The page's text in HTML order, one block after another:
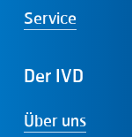
Service
Der IVD
Über uns